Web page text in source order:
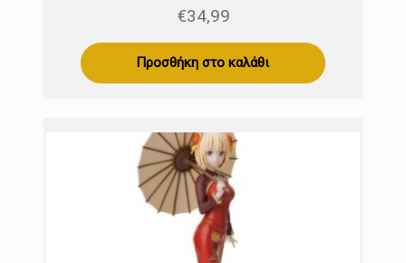
€34,99
Προσθήκη στο καλάθι